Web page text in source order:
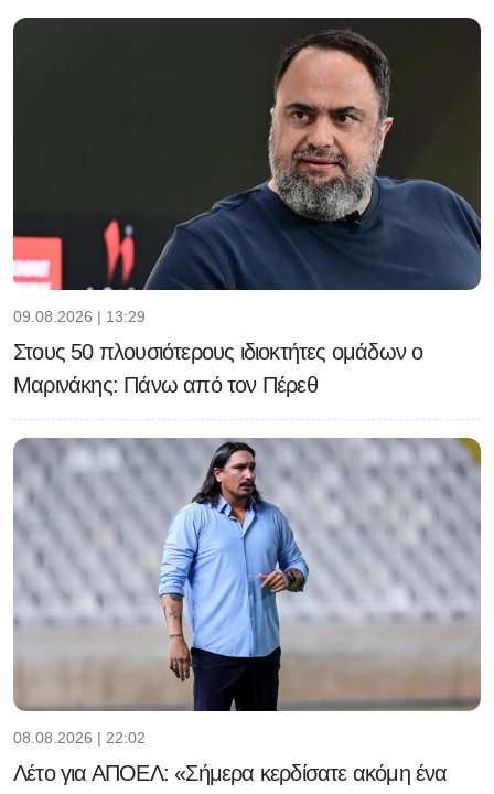
09.08.2026 | 13:29
Στους 50 πλουσιότερους ιδιοκτήτες ομάδων ο
Μαρινάκης: Πάνω από τον Πέρεθ
08.08.2026 | 22:02
Λέτο για ΑΠΟΕΛ: «Σήμερα κερδίσατε ακόμη ένα